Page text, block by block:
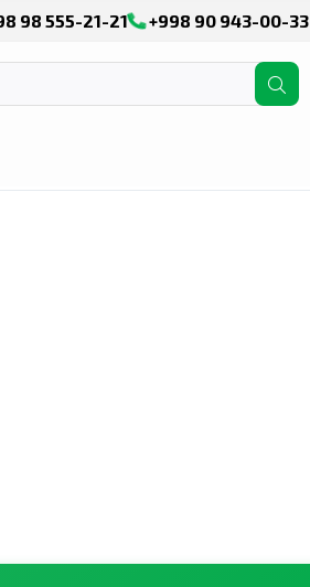
98 555-21-21 +998 90 943-00-33